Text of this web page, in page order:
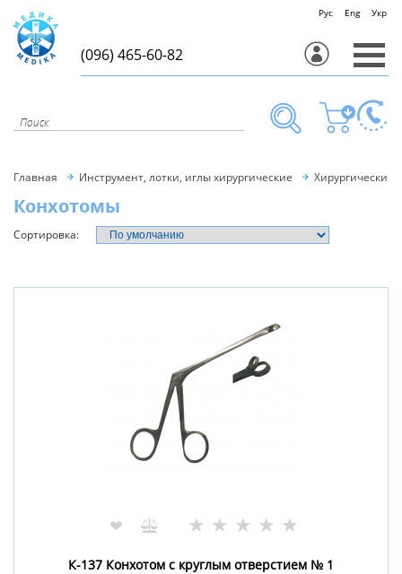
Рус Eng Укр
(096) 465-60-82
Главная Инструмент, лотки, иглы хирургические
Конхотомы
Сортировка:
❤ ★ ★ ★ ★ ★
К-137 Конхотом с круглым отверстием № 1